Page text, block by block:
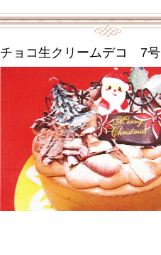
チョコ生クリームデコ 7号